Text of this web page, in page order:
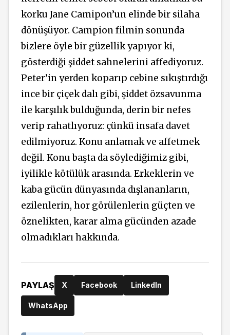
korku Jane Camipon’un elinde bir silaha
dönüşüyor. Campion filmin sonunda
bizlere öyle bir güzellik yapıyor ki,
gösterdiği şiddet sahnelerini affediyoruz.
Peter’in yerden koparıp cebine sıkıştırdığı
ince bir çiçek dalı gibi, şiddet özsavunma
ile karşılık bulduğunda, derin bir nefes
verip rahatlıyoruz: çünkü insafa davet
edilmiyoruz. Konu anlamak ve affetmek
değil. Konu başta da söylediğimiz gibi,
iyilikle kötülük arasında. Erkeklerin ve
kaba gücün dünyasında dışlananların,
ezilenlerin, hor görülenlerin güçten ve
öznelikten, karar alma gücünden azade
olmadıkları hakkında.
PAYLAŞ X Facebook LinkedIn
WhatsApp